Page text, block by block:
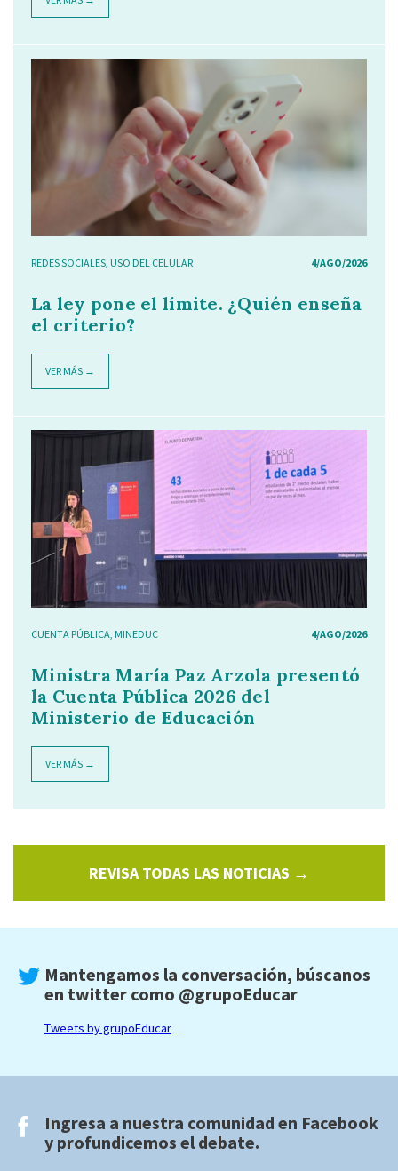
REDES SOCIALES, USO DEL CELULAR 4/AGO/2026
La ley pone el límite. ¿Quién enseña
el criterio?
VER MÁS →
CUENTA PÚBLICA, MINEDUC 4/AGO/2026
Ministra María Paz Arzola presentó
la Cuenta Pública 2026 del
Ministerio de Educación
VER MÁS →
REVISA TODAS LAS NOTICIAS →
Mantengamos la conversación, búscanos
en twitter como @grupoEducar
Tweets by grupoEducar
Ingresa a nuestra comunidad en Facebook
y profundicemos el debate.